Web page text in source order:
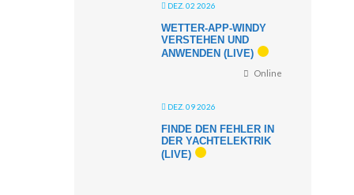
DEZ. 02 2026
WETTER-APP-WINDY
VERSTEHEN UND
ANWENDEN (LIVE)
Online
DEZ. 09 2026
FINDE DEN FEHLER IN
DER YACHTELEKTRIK
(LIVE)